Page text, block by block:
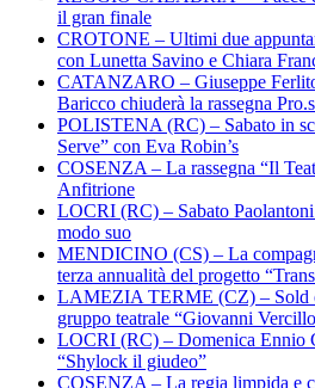
il gran finale
CROTONE – Ultimi due
con Lunetta Savino e Chiara
CATANZARO – Giuseppe
Baricco chiuderà la rassegna
POLISTENA (RC) – Sabato in
Serve” con Eva Robin’s
COSENZA – La rassegna “Il
Anfitrione
LOCRI (RC) – Sabato Paolantoni
modo suo
MENDICINO (CS) – La
terza annualità del progetto
LAMEZIA TERME (CZ) – Sold
gruppo teatrale “Giovanni
LOCRI (RC) – Domenica Ennio
“Shylock il giudeo”
COSENZA – La regia limpida e